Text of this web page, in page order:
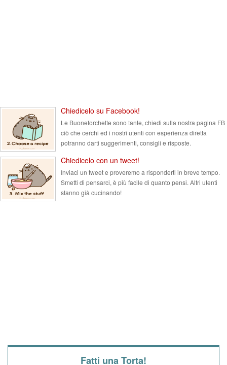
Chiedicelo su Facebook!
Le Buoneforchette sono tante, chiedi sulla nostra pagina FB
ciò che cerchi ed i nostri utenti con esperienza diretta
potranno darti suggerimenti, consigli e risposte.
Chiedicelo con un tweet!
Inviaci un tweet e proveremo a risponderti in breve tempo.
Smetti di pensarci, è più facile di quanto pensi. Altri utenti
stanno già cucinando!
Fatti una Torta!